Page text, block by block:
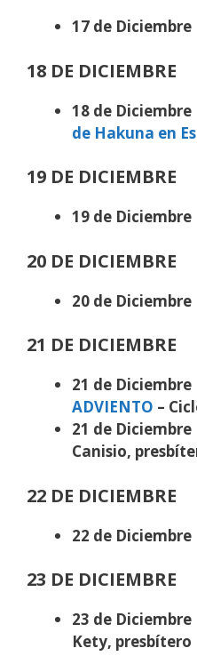
17 de Diciembre
18 DE DICIEMBRE
18 de Diciembre
de Hakuna en
19 DE DICIEMBRE
19 de Diciembre
20 DE DICIEMBRE
20 de Diciembre
21 DE DICIEMBRE
21 de Diciembre
ADVIENTO –
21 de Diciembre
Canisio,
22 DE DICIEMBRE
22 de Diciembre
23 DE DICIEMBRE
23 de Diciembre
Kety, presbítero